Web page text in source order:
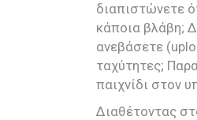
διαπιστώνετε
κάποια βλάβη;
ανεβάσετε
ταχύτητες;
παιχνίδι στον
Διαθέτοντας